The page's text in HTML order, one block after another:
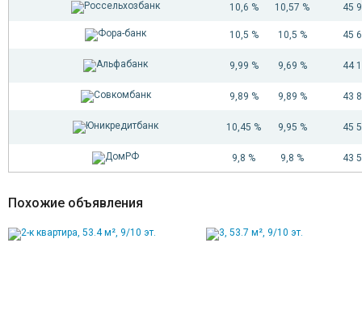
10,6 % 10,57 % 45
10,5 % 10,5 % 45
9,99 % 9,69 % 44
9,89 % 9,89 % 43
10,45 % 9,95 % 45
9,8 % 9,8 % 43
Похожие объявления